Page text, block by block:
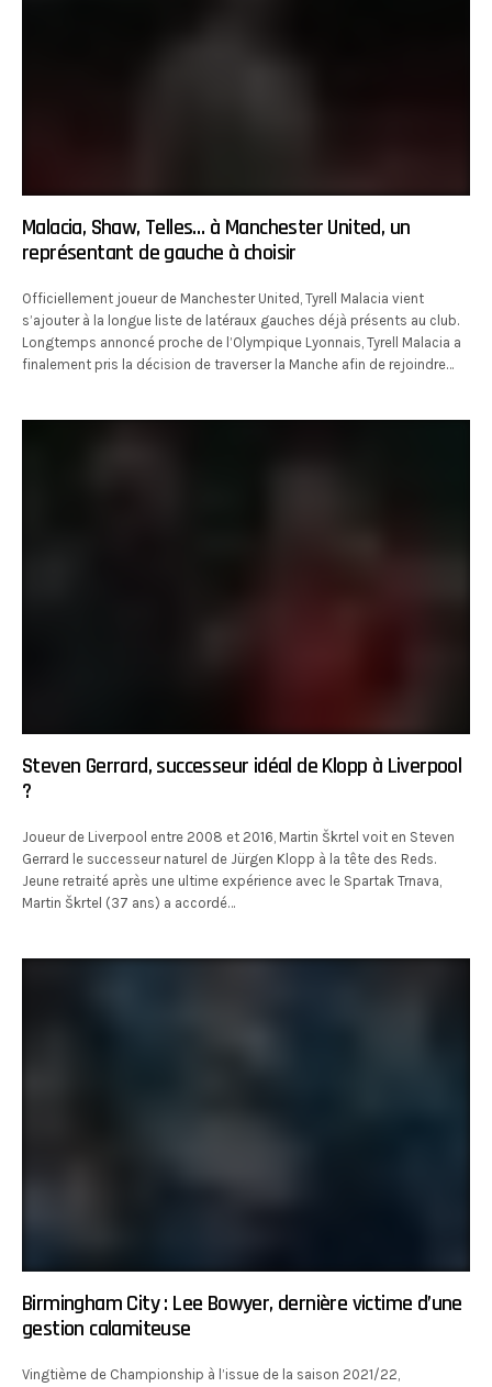
Malacia, Shaw, Telles… à Manchester United, un
représentant de gauche à choisir
Officiellement joueur de Manchester United, Tyrell Malacia vient
s’ajouter à la longue liste de latéraux gauches déjà présents au club.
Longtemps annoncé proche de l’Olympique Lyonnais, Tyrell Malacia a
finalement pris la décision de traverser la Manche afin de rejoindre…
Steven Gerrard, successeur idéal de Klopp à Liverpool
?
Joueur de Liverpool entre 2008 et 2016, Martin Škrtel voit en Steven
Gerrard le successeur naturel de Jürgen Klopp à la tête des Reds.
Jeune retraité après une ultime expérience avec le Spartak Trnava,
Martin Škrtel (37 ans) a accordé…
Birmingham City : Lee Bowyer, dernière victime d’une
gestion calamiteuse
Vingtième de Championship à l’issue de la saison 2021/22,